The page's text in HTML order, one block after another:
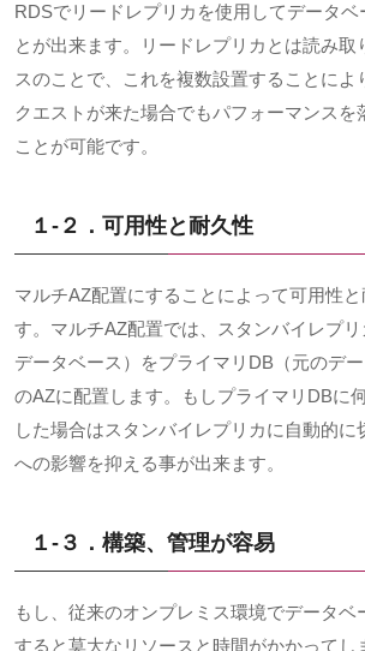
RDSでリードレプリカを使用してデータベ
とが出来ます。リードレプリカとは読み取
スのことで、これを複数設置することによ
クエストが来た場合でもパフォーマンスを
ことが可能です。
１-２．可用性と耐久性
マルチAZ配置にすることによって可用性
す。マルチAZ配置では、スタンバイレプ
データベース）をプライマリ DB （元のデ
のAZに配置します。もしプライマリ DBに
した場合はスタンバイレプリカに自動的に
への影響を抑える事が出来ます。
１-３． 構築、管理が容易
もし、従来のオンプレミス環境でデータベ
すると莫大なリソースと時間がかかってし